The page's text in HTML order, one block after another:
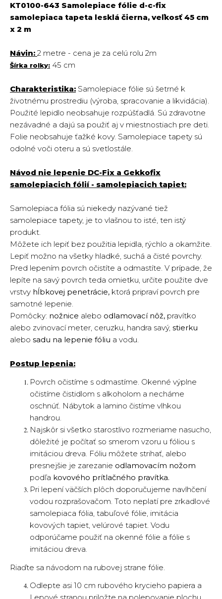
KT0100-643 Samolepiace fólie d-c-fix
samolepiaca tapeta lesklá čierna, veľkosť 45 cm
x 2 m
Návin: 2 metre - cena je za celú rolu 2m
Šírka rolky: 45 cm
Charakteristika: Samolepiace fólie sú šetrné k
životnému prostrediu (výroba, spracovanie a likvidácia).
Použité lepidlo neobsahuje rozpúšťadlá. Sú zdravotne
nezávadné a dajú sa použiť aj v miestnostiach pre deti.
Folie neobsahuje ťažké kovy. Samolepiace tapety sú
odolné voči oteru a sú svetlostále.
Návod nie lepenie DC-Fix a Gekkofix
samolepiacich fólií - samolepiacich tapiet:
Samolepiaca fólia sú niekedy nazývané tiež
samolepiace tapety, je to vlašnou to isté, ten istý
produkt.
Môžete ich lepiť bez použitia lepidla, rýchlo a okamžite.
Lepiť možno na všetky hladké, suchá a čisté povrchy.
Pred lepením povrch očistíte a odmastíte. V prípade, že
lepíte na savý povrch teda omietku, určite použite dve
vrstvy hĺbkovej penetrácie, ktorá pripraví povrch pre
samotné lepenie.
Pomôcky: nožnice alebo odlamovací nôž, pravítko
alebo zvinovací meter, ceruzku, handra savý, stierku
alebo sadu na lepenie fóliu a vodu.
Postup lepenia:
Povrch očistíme s odmastíme. Okenné výplne
očistíme čistidlom s alkoholom a necháme
oschnúť. Nábytok a lamino čistíme vlhkou
handrou.
Najskôr si všetko starostlivo rozmeriame nasucho,
dôležité je počítať so smerom vzoru u fóliou s
imitáciou dreva. Fóliu môžete strihať, alebo
presnejšie je zarezanie odlamovacím nožom
podľa kovového prítlačného pravítka.
Pri lepení väčších plôch doporučujeme navlhčení
vodou rozprašovačom. Toto neplatí pre zrkadlové
samolepiaca fólia, tabuľové fólie, imitácia
kovových tapiet, velúrové tapiet. Vodu
odporúčame použiť na okenné fólie a fólie s
imitáciou dreva.
Riaďte sa návodom na rubovej strane fólie.
Odlepte asi 10 cm rubového krycieho papiera a